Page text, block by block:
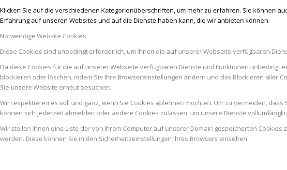
Klicken Sie auf die verschiedenen Kategorienüberschriften, um mehr zu erfahren. Sie können
Erfahrung auf unseren Websites und auf die Dienste haben kann, die wir anbieten können.
Notwendige Website Cookies
Diese Cookies sind unbedingt erforderlich, um Ihnen die auf unserer Webseite verfügbaren
Da diese Cookies für die auf unserer Webseite verfügbaren Dienste und Funktionen
blockieren oder löschen, indem Sie Ihre Browsereinstellungen ändern und das Blockieren aller
Sie unsere Website erneut besuchen.
Wir respektieren es voll und ganz, wenn Sie Cookies ablehnen möchten. Um zu vermeiden,
können sich jederzeit abmelden oder andere Cookies zulassen, um unsere Dienste
Wir stellen Ihnen eine Liste der von Ihrem Computer auf unserer Domain gespeicherten
werden. Diese können Sie in den Sicherheitseinstellungen Ihres Browsers einsehen.